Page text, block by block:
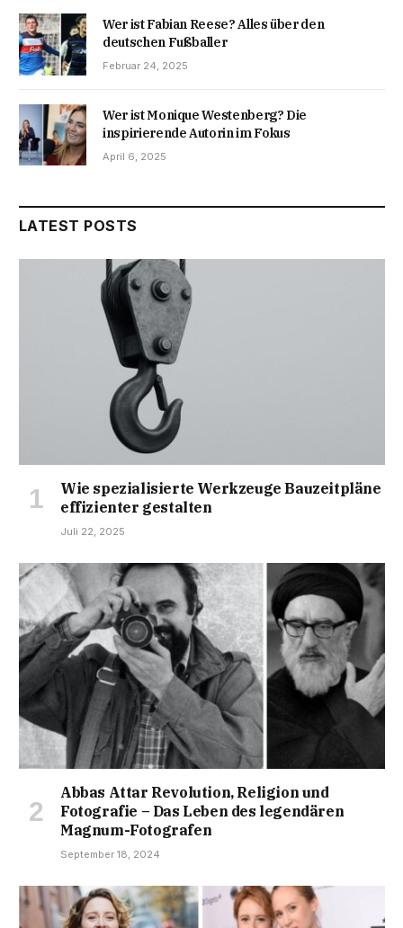
Wer ist Fabian Reese? Alles über den
deutschen Fußballer
Februar 24, 2025
Wer ist Monique Westenberg? Die
inspirierende Autorin im Fokus
April 6, 2025
LATEST POSTS
Wie spezialisierte Werkzeuge Bauzeitpläne
effizienter gestalten
Juli 22, 2025
Abbas Attar Revolution, Religion und
Fotografie – Das Leben des legendären
Magnum-Fotografen
September 18, 2024